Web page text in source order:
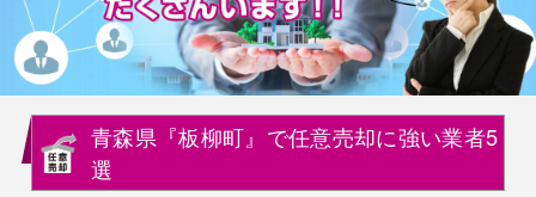
青森県『板柳町』で任意売却に強い業者5
選